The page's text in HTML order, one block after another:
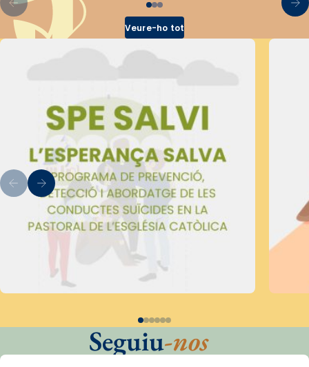
Veure-ho tot
Seguiu-nos